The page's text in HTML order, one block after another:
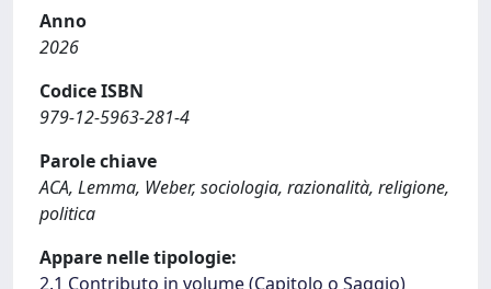
Anno
2026
Codice ISBN
979-12-5963-281-4
Parole chiave
ACA, Lemma, Weber, sociologia, razionalità, religione,
politica
Appare nelle tipologie:
2.1 Contributo in volume (Capitolo o Saggio)